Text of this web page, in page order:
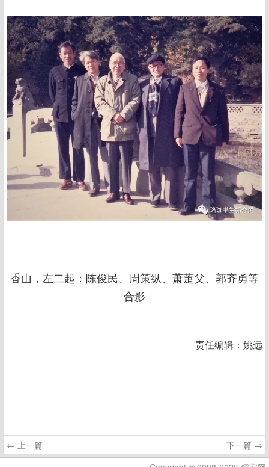
香山，左二起：陈俊民、周策纵、萧萐父、郭齐勇等
合影
责任编辑：姚远
← 上一篇
下一篇 →